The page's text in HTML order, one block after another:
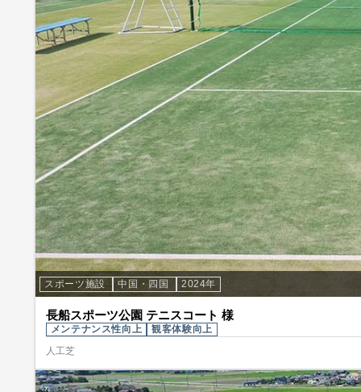
スポーツ施設 中国・四国 2024年
長船スポーツ公園 テニスコート 様
メンテナンス性向上
観客体験向上
人工芝